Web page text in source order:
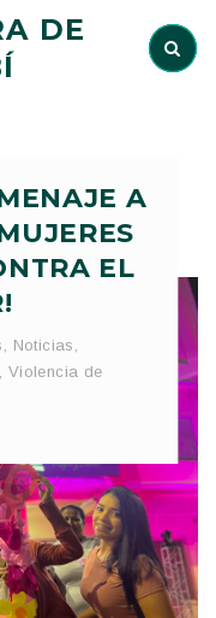
DE
A
EL
, Noticias ,
, Violencia de